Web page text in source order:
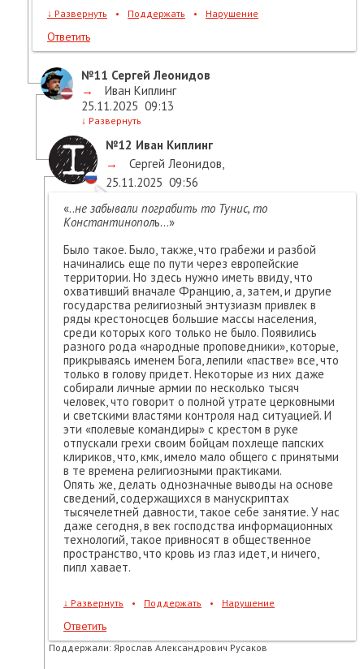
↓ Развернуть • Поддержать • Нарушение
Ответить
№11 Сергей Леонидов
→
Иван Киплинг
25.11.2025 09:13
↓ Развернуть
№12 Иван Киплинг
→
Сергей Леонидов,
25.11.2025 09:56
«..не забывали пограбить то Тунис, то
Константинополь…»
Было такое. Было, также, что грабежи и разбой
начинались еще по пути через европейские
территории. Но здесь нужно иметь ввиду, что
охвативший вначале Францию, а, затем, и другие
государства религиозный энтузиазм привлек в
ряды крестоносцев большие массы населения,
среди которых кого только не было. Появились
разного рода «народные проповедники», которые,
прикрываясь именем Бога, лепили «пастве» все, что
только в голову придет. Некоторые из них даже
собирали личные армии по несколько тысяч
человек, что говорит о полной утрате церковными
и светскими властями контроля над ситуацией. И
эти «полевые командиры» с крестом в руке
отпускали грехи своим бойцам похлеще папских
клириков, что, кмк, имело мало общего с принятыми
в те времена религиозными практиками.
Опять же, делать однозначные выводы на основе
сведений, содержащихся в манускриптах
тысячелетней давности, такое себе занятие. У нас
даже сегодня, в век господства информационных
технологий, такое привносят в общественное
пространство, что кровь из глаз идет, и ничего,
пипл хавает.
↓ Развернуть • Поддержать • Нарушение
Ответить
Поддержали: Ярослав Александрович Русаков